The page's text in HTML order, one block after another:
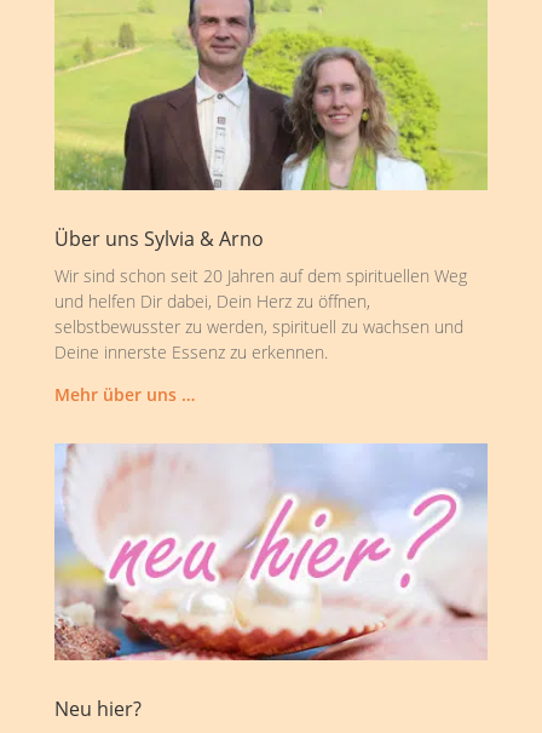
Über uns Sylvia & Arno
Wir sind schon seit 20 Jahren auf dem spirituellen Weg
und helfen Dir dabei, Dein Herz zu öffnen,
selbstbewusster zu werden, spirituell zu wachsen und
Deine innerste Essenz zu erkennen.
Mehr über uns …
Neu hier?